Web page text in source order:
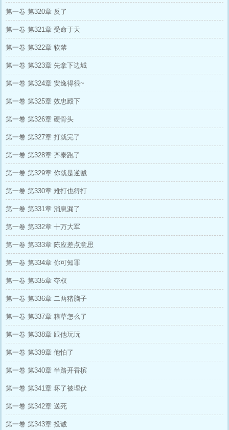
第一卷 第320章 反了
第一卷 第321章 受命于天
第一卷 第322章 软禁
第一卷 第323章 先拿下边城
第一卷 第324章 安逸得很~
第一卷 第325章 效忠殿下
第一卷 第326章 硬骨头
第一卷 第327章 打就完了
第一卷 第328章 齐泰跑了
第一卷 第329章 你就是逆贼
第一卷 第330章 难打也得打
第一卷 第331章 消息漏了
第一卷 第332章 十万大军
第一卷 第333章 陈应差点意思
第一卷 第334章 你可知罪
第一卷 第335章 夺权
第一卷 第336章 二两猪脑子
第一卷 第337章 粮草怎么了
第一卷 第338章 跟他玩玩
第一卷 第339章 他怕了
第一卷 第340章 半路开香槟
第一卷 第341章 坏了被埋伏
第一卷 第342章 送死
第一卷 第343章 投诚